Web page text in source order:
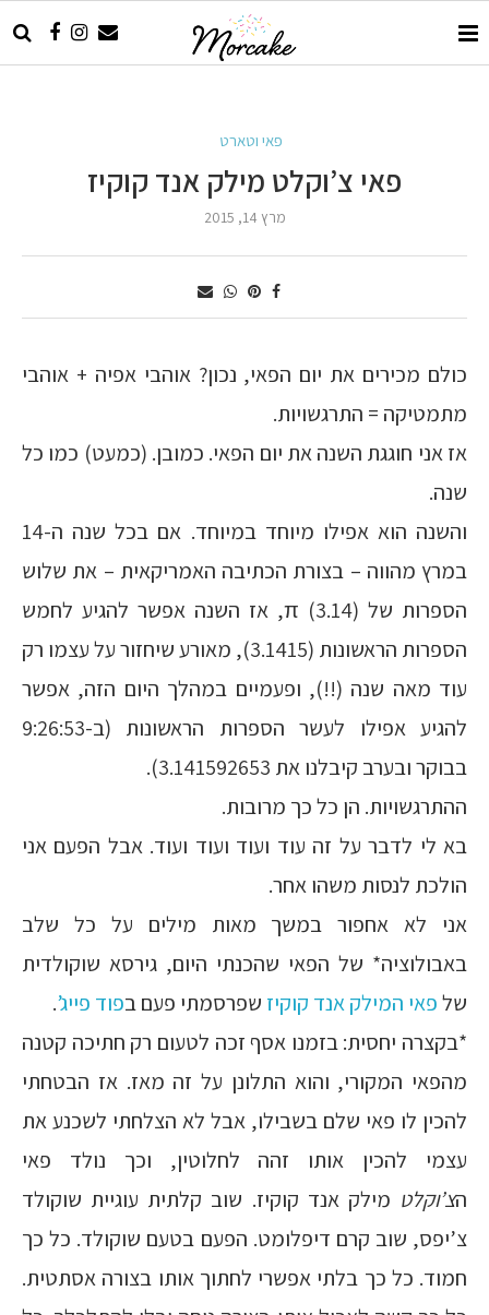
פאי וטארט
פאי צ’וקלט מילק אנד קוקיז
מרץ 14, 2015
כולם מכירים את יום הפאי, נכון? אוהבי אפיה + אוהבי
מתמטיקה = התרגשויות.
אז אני חוגגת השנה את יום הפאי. כמובן. (כמעט) כמו כל
שנה.
והשנה הוא אפילו מיוחד במיוחד. אם בכל שנה ה-14
במרץ מהווה – בצורת הכתיבה האמריקאית – את שלוש
הספרות של π (3.14), אז השנה אפשר להגיע לחמש
הספרות הראשונות (3.1415), מאורע שיחזור על עצמו רק
עוד מאה שנה (!!), ופעמיים במהלך היום הזה, אפשר
להגיע אפילו לעשר הספרות הראשונות (ב-9:26:53
בבוקר ובערב קיבלנו את 3.141592653).
ההתרגשויות. הן כל כך מרובות.
בא לי לדבר על זה עוד ועוד ועוד ועוד. אבל הפעם אני
הולכת לנסות משהו אחר.
אני לא אחפור במשך מאות מילים על כל שלב
באבולוציה* של הפאי שהכנתי היום, גירסא שוקולדית
שלפאי המילק אנד קוקיז שפרסמתי פעם בפוד פייג’.
*בקצרה יחסית: בזמנו אסף זכה לטעום רק חתיכה קטנה
מהפאי המקורי, והוא התלונן על זה מאז. אז הבטחתי
להכין לו פאי שלם בשבילו, אבל לא הצלחתי לשכנע את
עצמי להכין אותו זהה לחלוטין, וכך נולד פאי
הצ’וקלט מילק אנד קוקיז. שוב קלתית עוגיית שוקולד
צ’יפס, שוב קרם דיפלומט. הפעם בטעם שוקולד. כל כך
חמוד. כל כך בלתי אפשרי לחתוך אותו בצורה אסתטית.